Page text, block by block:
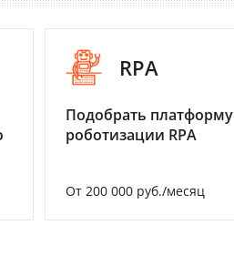
RPA
Подобрать платформу
роботизации RPA
От 200 000 руб./месяц